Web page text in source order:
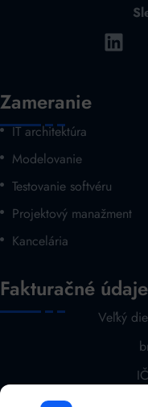
Zameranie
IT architektúra
Modelovanie
Testovanie softvéru
Projektový manažment
Kancelária
Fakturačné údaje
Veľký